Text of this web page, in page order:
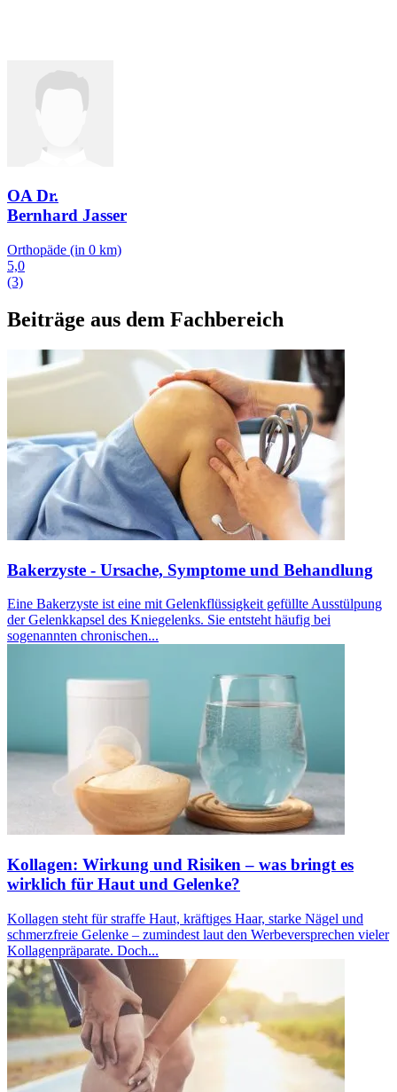
OA Dr.
Bernhard Jasser
Orthopäde (in 0 km)
5,0
(3)
Beiträge aus dem Fachbereich
Bakerzyste - Ursache, Symptome und Behandlung
Eine Bakerzyste ist eine mit Gelenkflüssigkeit gefüllte Ausstülpung
der Gelenkkapsel des Kniegelenks. Sie entsteht häufig bei
sogenannten chronischen...
Kollagen: Wirkung und Risiken – was bringt es
wirklich für Haut und Gelenke?
Kollagen steht für straffe Haut, kräftiges Haar, starke Nägel und
schmerzfreie Gelenke – zumindest laut den Werbeversprechen vieler
Kollagenpräparate. Doch...